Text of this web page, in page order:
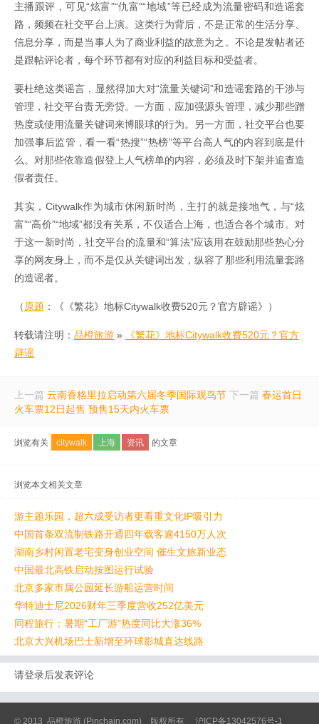
主播跟评，可见“炫富”“仇富”“地域”等已经成为流量密码和造谣套
路，频频在社交平台上演。这类行为背后，不是正常的生活分享、
信息分享，而是当事人为了商业利益的故意为之。不论是发帖者还
是跟帖评论者，每个环节都有对应的利益目标和受益者。
要杜绝这类谣言，显然得加大对“流量关键词”和造谣套路的干涉与
管理，社交平台责无旁贷。一方面，应加强源头管理，减少那些蹭
热度或使用流量关键词来博眼球的行为。另一方面，社交平台也要
加强事后监管，看一看“热搜”“热榜”等平台高人气的内容到底是什
么。对那些依靠造假登上人气榜单的内容，必须及时下架并追查造
假者责任。
其实，Citywalk作为城市休闲新时尚，主打的就是接地气，与“炫
富”“高价”“地域”都没有关系，不仅适合上海，也适合各个城市。对
于这一新时尚，社交平台的流量和“算法”应该用在鼓励那些热心分
享的网友身上，而不是仅从关键词出发，纵容了那些利用流量套路
的造谣者。
（原题 ：《《繁花》地标Citywalk收费520元？官方辟谣》）
转载请注明： 品橙旅游 »
《繁花》地标Citywalk收费520元？官方
辟谣
上一篇 云南香格里拉启动第六届冬季国际观鸟节 下一篇 春运首日
火车票12日起售 预售15天内火车票
浏览有关 citywalk 上海 资讯 的文章
浏览本文相关文章
游主题乐园，超六成受访者更看重文化IP吸引力
中国首条双流制铁路开通四年载客逾4150万人次
湖南乡村闲置老宅变身创业空间 催生文旅新业态
中国最北高铁启动按图运行试验
北京多家市属公园延长游船运营时间
华特迪士尼2026财年三季度营收252亿美元
同程旅行：暑期“工厂游”热度同比大涨36%
北京大兴机场巴士新增至环球影城直达线路
请登录后发表评论
© 2013 品橙旅游 (Pinchain.com) 版权所有 沪ICP备13042576号-1